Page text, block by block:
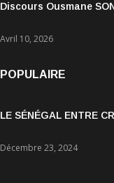
Discours Ousmane
Avril 10, 2026
POPULAIRE
LE SÉNÉGAL ENTRE
Décembre 23, 2024